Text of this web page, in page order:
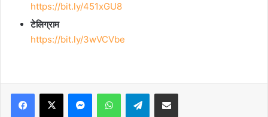
https://bit.ly/451xGU8
टेलिग्राम
https://bit.ly/3wVCVbe
Facebook
X MessengerWhatsAppTelegramShare via Email